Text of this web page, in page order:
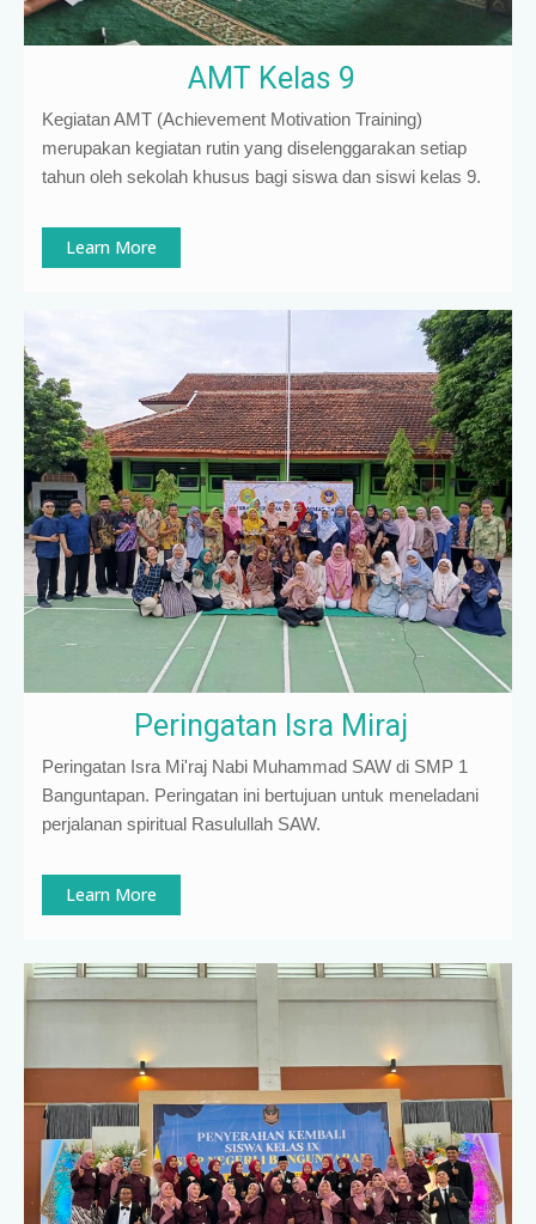
AMT Kelas 9
Kegiatan AMT (Achievement Motivation Training)
merupakan kegiatan rutin yang diselenggarakan setiap
tahun oleh sekolah khusus bagi siswa dan siswi kelas 9.
Learn More
Peringatan Isra Miraj
Peringatan Isra Mi'raj Nabi Muhammad SAW di SMP 1
Banguntapan. Peringatan ini bertujuan untuk meneladani
perjalanan spiritual Rasulullah SAW.
Learn More